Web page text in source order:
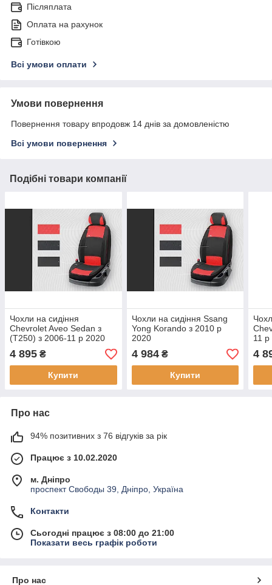
Післяплата
Оплата на рахунок
Готівкою
Всі умови оплати
Умови повернення
Повернення товару впродовж 14 днів за домовленістю
Всі умови повернення
Подібні товари компанії
Чохли на сидіння
Chevrolet Aveo Sedan з
(T250) з 2006-11 р 2020
4 895 ₴
Купити
Чохли на сидіння Ssang
Yong Korando з 2010 р
2020
4 984₴
Купити
11
4
Про нас
94% позитивних з 76 відгуків за рік
Працює з 10.02.2020
м. Дніпро
проспект Свободы 39, Дніпро, Україна
Контакти
Сьогодні працює з 08:00 до 21:00
Показати весь графік роботи
Про нас